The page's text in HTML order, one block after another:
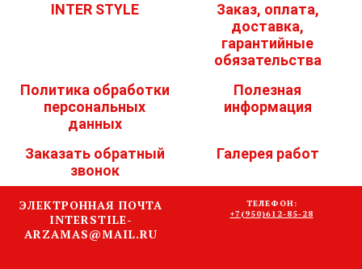
INTER STYLE
Заказ, оплата,
доставка,
гарантийные
обязательства
Политика обработки
персональных
данных
Полезная
информация
Заказать обратный
звонок
Галерея работ
ЭЛЕКТРОННАЯ ПОЧТА
INTERSTILE-
ARZAMAS@MAIL.RU
ТЕЛЕФОН:
+7(950)612-85-28